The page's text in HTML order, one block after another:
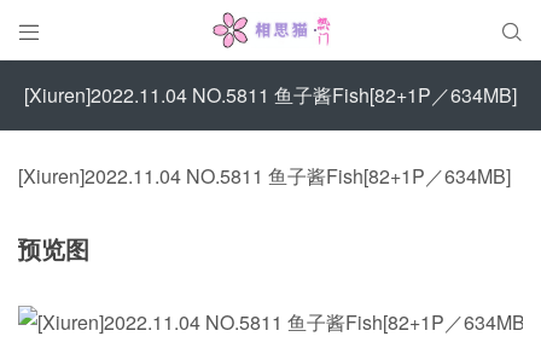
 
[Xiuren]2022.11.04 NO.5811 鱼子酱Fish[82+1P／634MB]
[Xiuren]2022.11.04 NO.5811 鱼子酱Fish[82+1P／634MB]
预览图